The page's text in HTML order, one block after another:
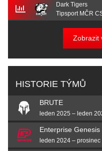
Dark Tigers
Tipsport MČR
Zobrazit
HISTORIE TÝMŮ
BRUTE
leden 2025 – leden
Enterprise Genesis
leden 2024 –